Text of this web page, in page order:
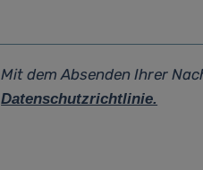
Mit dem Absenden Ihrer
Datenschutzrichtlinie.